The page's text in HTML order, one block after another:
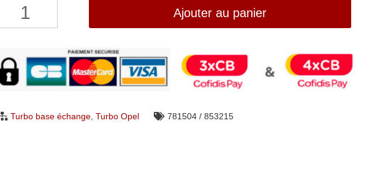
quantité
Opel
Adam
Ajouter au panier
Turbo base échange, Turbo Opel 781504 / 853215